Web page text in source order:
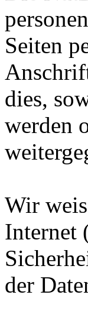
Seiten
dies,
werden
Wir
Internet
der